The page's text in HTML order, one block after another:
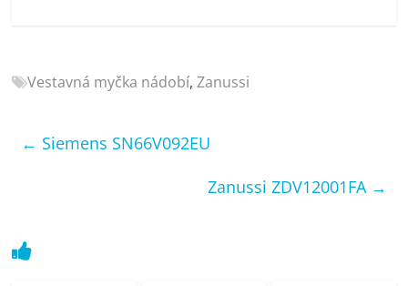
pračky,
mobilní
Vestavná myčka nádobí,Zanussi
← Siemens SN66V092EU
Zanussi ZDV12001FA →